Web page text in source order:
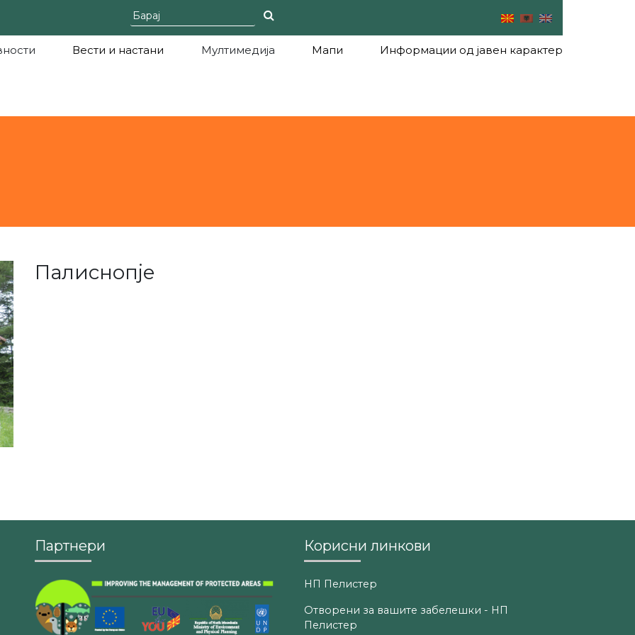
Вести и настани Мултимедија Мапи Информации од јавен карактер
Палиснопје
Партнери Корисни линкови
НП Пелистер
Отворени за вашите забелешки - НП
Пелистер